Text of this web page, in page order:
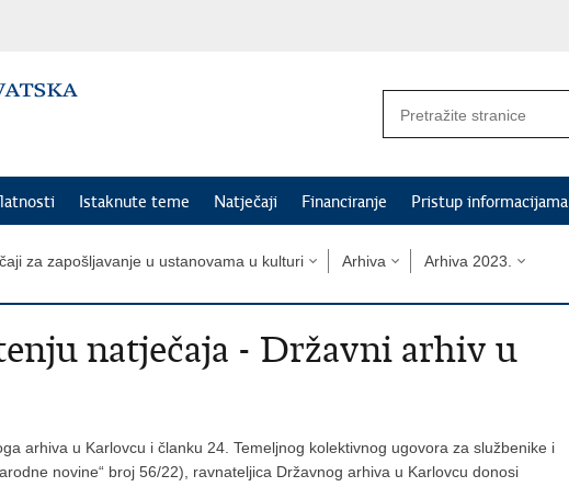
Istaknute teme Natječaji Financiranje Pristup informacijama
za zapošljavanje u ustanovama u kulturi Arhiva Arhiva 2023.
natječaja - Državni arhiv u
arhiva u Karlovcu i članku 24. Temeljnog kolektivnog ugovora za službenike i
novine“ broj 56/22), ravnateljica Državnog arhiva u Karlovcu donosi